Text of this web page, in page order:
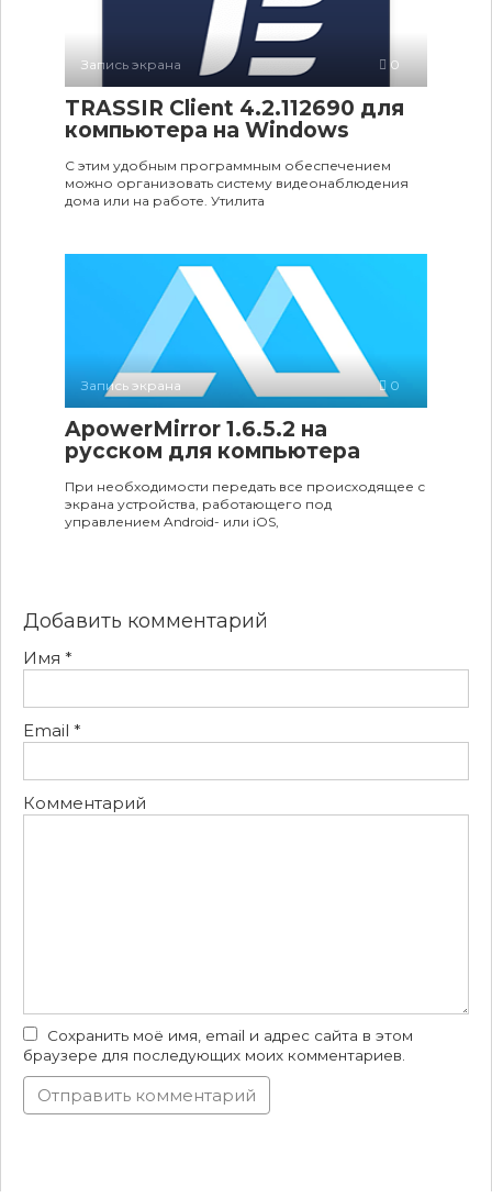
Запись экрана 0
TRASSIR Client 4.2.112690 для
компьютера на Windows
С этим удобным программным обеспечением
можно организовать систему видеонаблюдения
дома или на работе. Утилита
Запись экрана 0
ApowerMirror 1.6.5.2 на
русском для компьютера
При необходимости передать все происходящее с
экрана устройства, работающего под
управлением Android- или iOS,
Добавить комментарий
Имя *
Email *
Комментарий
Сохранить моё имя, email и адрес сайта в этом
браузере для последующих моих комментариев.